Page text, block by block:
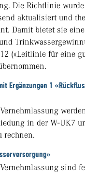
Die Richtlinie
aktualisiert und
Damit bietet sie
(«Leitlinie für eine
Ergänzungen 1
in der W-UK7
rechnen.
sind